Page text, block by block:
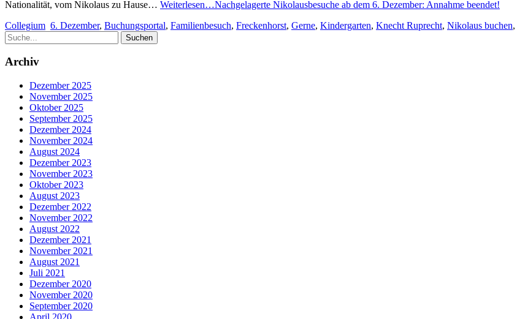
Nationalität, vom Nikolaus zu Hause… Weiterlesen…Nachgelagerte Nikolausbesuche ab dem 6. Dezember: Annahme beendet!
Collegium 6. Dezember, Buchungsportal, Familienbesuch, Freckenhorst, Gerne, Kindergarten, Knecht Ruprecht, Nikolaus buchen,
Archiv
Dezember 2025
November 2025
Oktober 2025
September 2025
Dezember 2024
November 2024
August 2024
Dezember 2023
November 2023
Oktober 2023
August 2023
Dezember 2022
November 2022
August 2022
Dezember 2021
November 2021
August 2021
Juli 2021
Dezember 2020
November 2020
September 2020